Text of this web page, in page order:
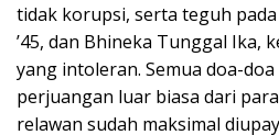
tidak korupsi, serta teguh
’45, dan Bhineka Tunggal Ika,
yang intoleran. Semua doa-
perjuangan luar biasa dari
relawan sudah maksimal